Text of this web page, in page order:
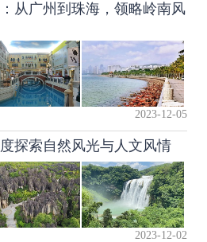
从广州到珠海，领略岭南风
2023-12-05
探索自然风光与人文风情
2023-12-02